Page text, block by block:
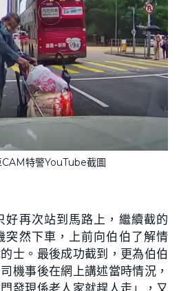
CAM特警YouTube截圖
好再次站到馬路上，繼續截的
突然下車，上前向伯伯了解情
士。最後成功截到，更為伯伯
機事後在網上講述當時情況，
發現係老人家就趕人走」，又